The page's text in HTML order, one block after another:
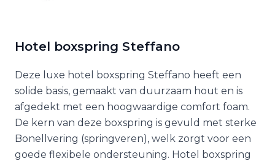
Hotel boxspring Steffano
Deze luxe hotel boxspring Steffano heeft een
solide basis, gemaakt van duurzaam hout en is
afgedekt met een hoogwaardige comfort foam.
De kern van deze boxspring is gevuld met sterke
Bonellvering (springveren), welk zorgt voor een
goede flexibele ondersteuning. Hotel boxspring